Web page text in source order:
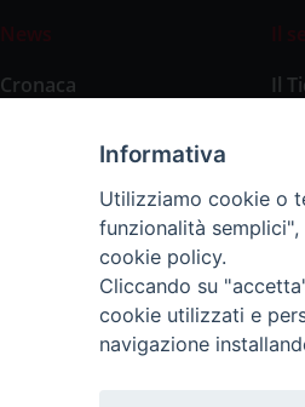
News
Cronaca
Primo Piano
Il
Il
Informativa
Utilizziamo cookie o
funzionalità
cookie policy.
Cliccando su
cookie utilizzati e
navigazione